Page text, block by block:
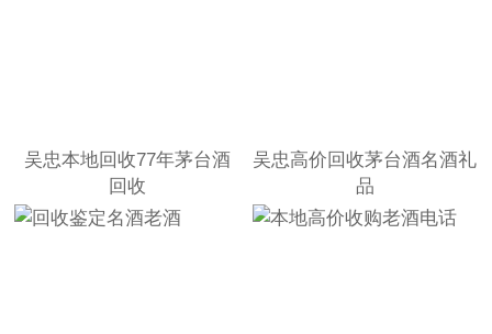
吴忠本地回收77年茅台酒
回收
吴忠高价回收茅台酒名酒礼
品